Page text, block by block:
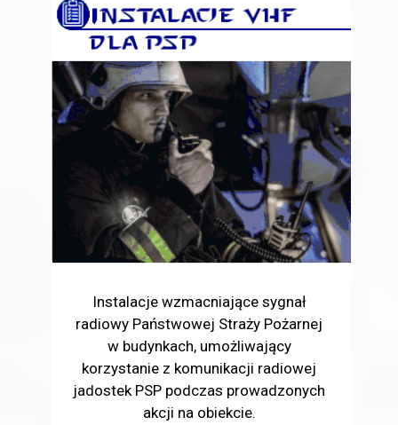
Instalacje wzmacniające sygnał
radiowy Państwowej Straży Pożarnej
w budynkach, umożliwający
korzystanie z komunikacji radiowej
jadostek PSP podczas prowadzonych
akcji na obiekcie.